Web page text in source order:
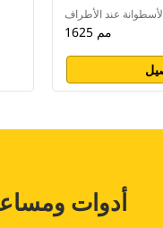
عند الأطراف
1625 مم
أدوات